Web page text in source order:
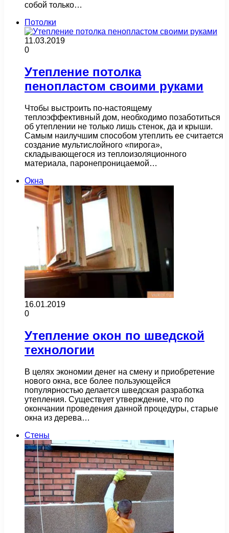
собой только…
Потолки
11.03.2019
0
Утепление потолка
пенопластом своими руками
Чтобы выстроить по-настоящему
теплоэффективный дом, необходимо позаботиться
об утеплении не только лишь стенок, да и крыши.
Самым наилучшим способом утеплить ее считается
создание мультислойного «пирога»,
складывающегося из теплоизоляционного
материала, паронепроницаемой…
Окна
16.01.2019
0
Утепление окон по шведской
технологии
В целях экономии денег на смену и приобретение
нового окна, все более пользующейся
популярностью делается шведская разработка
утепления. Существует утверждение, что по
окончании проведения данной процедуры, старые
окна из дерева…
Стены